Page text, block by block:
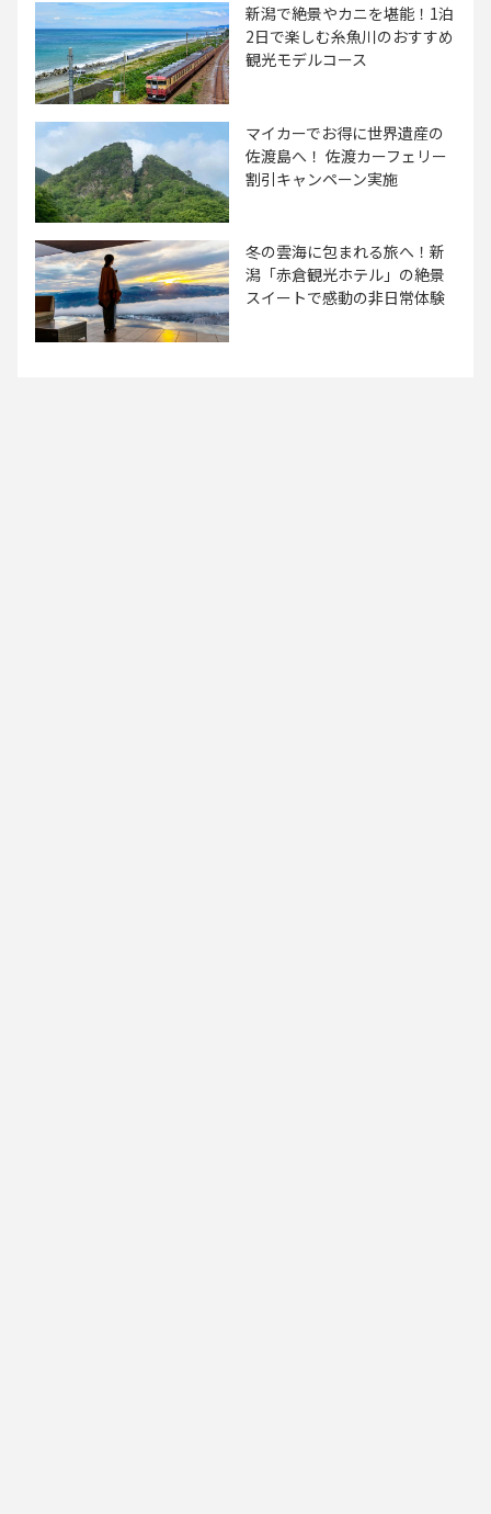
新潟で絶景やカニを堪能！1泊
2日で楽しむ糸魚川のおすすめ
観光モデルコース
マイカーでお得に世界遺産の
佐渡島へ！ 佐渡カーフェリー
割引キャンペーン実施
冬の雲海に包まれる旅へ！新
潟「赤倉観光ホテル」の絶景
スイートで感動の非日常体験